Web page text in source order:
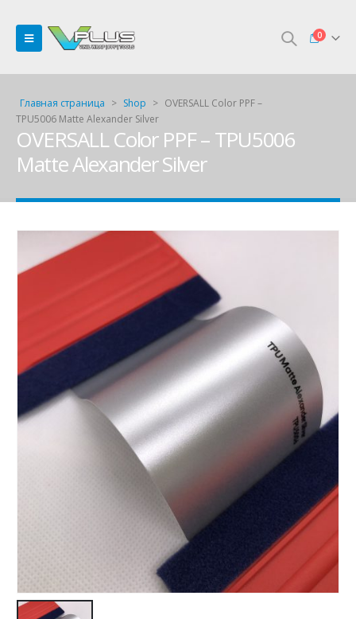
0
Главная страница > Shop > OVERSALL Color PPF –
TPU5006 Matte Alexander Silver
OVERSALL Color PPF – TPU5006
Matte Alexander Silver